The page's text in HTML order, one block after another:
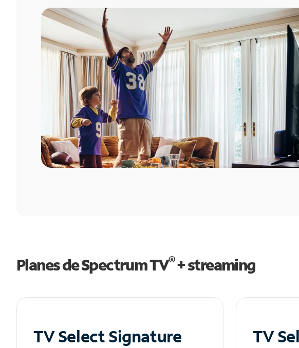
Planes de Spectrum TV®+ streaming
TV Select Signature TV